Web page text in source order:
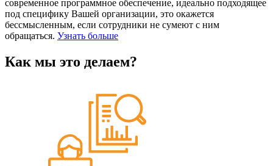
современное программное обеспечение, идеально подходящее
под специфику Вашей организации, это окажется
бессмысленным, если сотрудники не сумеют с ним
обращаться. Узнать больше
Как мы это делаем?